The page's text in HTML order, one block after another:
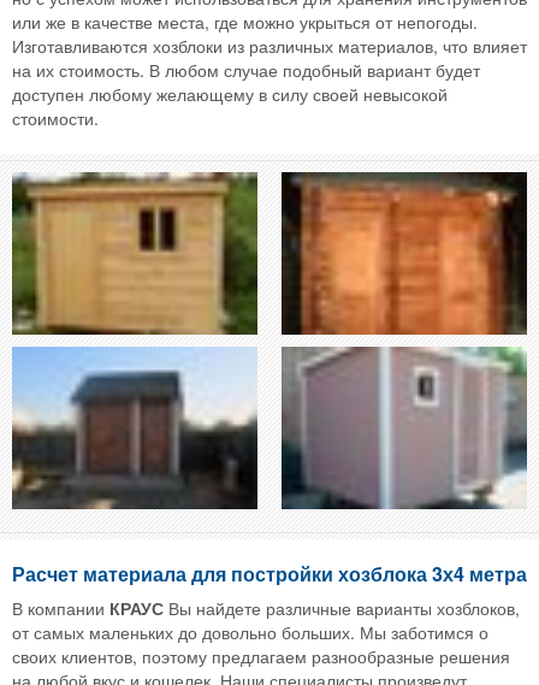
или же в качестве места, где можно укрыться от непогоды.
Изготавливаются хозблоки из различных материалов, что влияет
на их стоимость. В любом случае подобный вариант будет
доступен любому желающему в силу своей невысокой
стоимости.
Расчет материала для постройки хозблока 3х4 метра
В компании КРАУС Вы найдете различные варианты хозблоков,
от самых маленьких до довольно больших. Мы заботимся о
своих клиентов, поэтому предлагаем разнообразные решения
на любой вкус и кошелек. Наши специалисты произведут